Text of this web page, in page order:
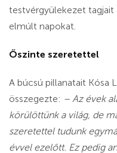
testvérgyülekezet
elmúlt napokat.
Őszinte szeretettel
A búcsú pillanatait Kósa
összegezte: – Az évek
körülöttünk a világ, de
szeretettel tudunk
évvel ezelőtt. Ez pedig